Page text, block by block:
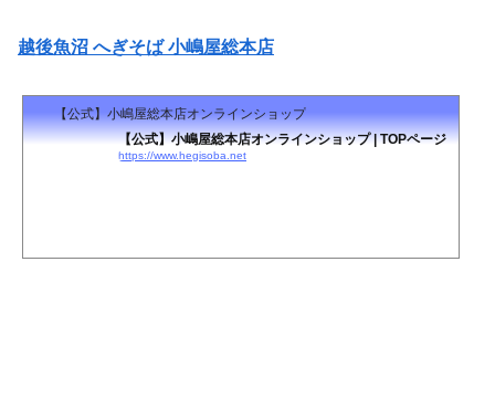
越後魚沼 へぎそば 小嶋屋総本店
【公式】小嶋屋総本店オンラインショップ
【公式】小嶋屋総本店オンラインショップ | TOPページ
https://www.hegisoba.net